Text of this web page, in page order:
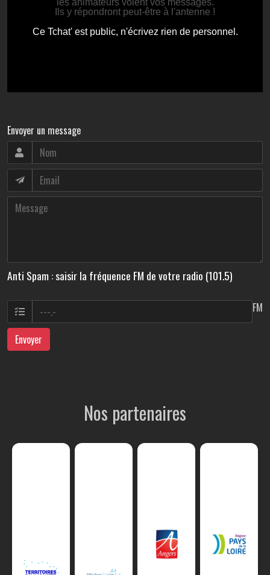
Envoyer un message
Anti Spam : saisir la fréquence FM de votre radio (101.5)
FM
Envoyer
Nos partenaires